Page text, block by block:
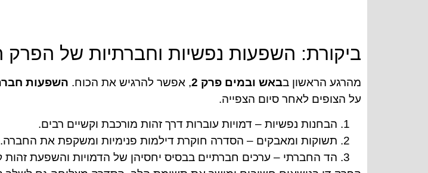
ביקורת: השפעות נפשיות וחברתיות של הפרק
מהרגע הראשון בבאש ובמים פרק 2 , אפשר להרגיש את הכוח. השפעות
על הצופים לאחר סיום הצפייה.
הבחנות נפשיות – דמויות עוברות דרך זהות מורכבת וקשיים רבים.
תשוקות ומאבקים – הסדרה חוקרת דילמות פנימיות ומשקפת את החברה.
הד החברתי – ערכים חברתיים בבסיס יחסיהן של הדמויות והשפעת זהות